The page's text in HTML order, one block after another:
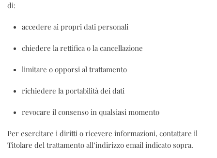
di:
accedere ai propri dati personali
chiedere la rettifica o la cancellazione
limitare o opporsi al trattamento
richiedere la portabilità dei dati
revocare il consenso in qualsiasi momento
Per esercitare i diritti o ricevere informazioni, contattare il
Titolare del trattamento all’indirizzo email indicato sopra.